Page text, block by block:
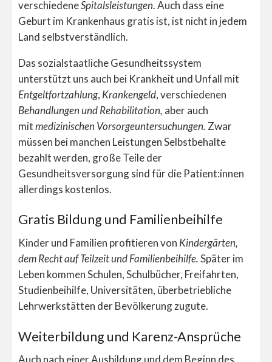
verschiedeneSpitalsleistungen. Auch dass eine
Geburt im Krankenhaus gratis ist, ist nicht in jedem
Land selbstverständlich.
Das sozialstaatliche Gesundheitssystem
unterstützt uns auch bei Krankheit und Unfall mit
Entgeltfortzahlung, Krankengeld, verschiedenen
Behandlungen und Rehabilitation, aber auch
mitmedizinischen Vorsorgeuntersuchungen. Zwar
müssen bei manchen Leistungen Selbstbehalte
bezahlt werden, große Teile der
Gesundheitsversorgung sind für die Patient:innen
allerdings kostenlos.
Gratis Bildung und Familienbeihilfe
Kinder und Familien profitieren von Kindergärten,
dem Recht auf Teilzeit und Familienbeihilfe.Später im
Leben kommen Schulen, Schulbücher, Freifahrten,
Studienbeihilfe, Universitäten, überbetriebliche
Lehrwerkstätten der Bevölkerung zugute.
Weiterbildung und Karenz-Ansprüche
Auch nach einer Ausbildung und dem Beginn des